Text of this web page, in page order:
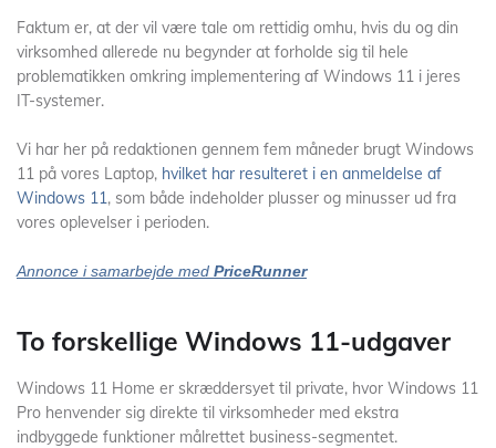
Faktum er, at der vil være tale om rettidig omhu, hvis du og din
virksomhed allerede nu begynder at forholde sig til hele
problematikken omkring implementering af Windows 11 i jeres
IT-systemer.
Vi har her på redaktionen gennem fem måneder brugt Windows
11 på vores Laptop, hvilket har resulteret i en anmeldelse af
Windows 11, som både indeholder plusser og minusser ud fra
vores oplevelser i perioden.
Annonce i samarbejde med PriceRunner
To forskellige Windows 11-udgaver
Windows 11 Home er skræddersyet til private, hvor Windows 11
Pro henvender sig direkte til virksomheder med ekstra
indbyggede funktioner målrettet business-segmentet.